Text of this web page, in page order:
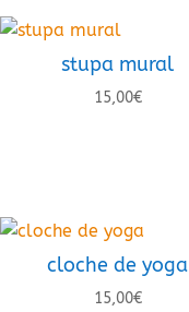
stupa mural
15,00€
cloche de yoga
15,00€